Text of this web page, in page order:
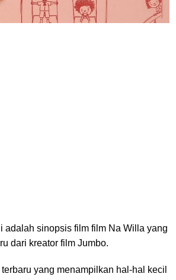
adalah sinopsis film film Na Willa yang
dari kreator film Jumbo.
yang menampilkan hal-hal kecil